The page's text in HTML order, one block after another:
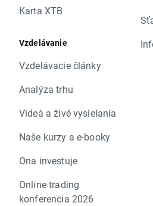
Karta XTB
Vzdelávanie
Vzdelávacie články
Analýza trhu
Videá a živé vysielania
Naše kurzy a e-booky
Ona investuje
Online trading
konferencia 2026